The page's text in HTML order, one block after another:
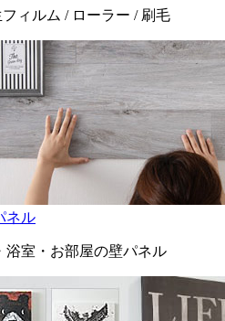
ィルム / ローラー / 刷毛
ネル
浴室・お部屋の壁パネル